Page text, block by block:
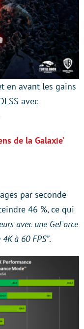
en avant les gains
avec
de la Galaxie’
par seconde
46 %, ce qui
avec une GeForce
à 60 FPS”.